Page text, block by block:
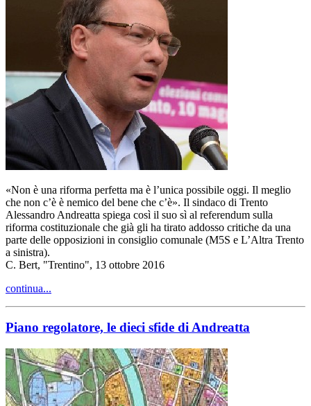
«Non è una riforma perfetta ma è l’unica possibile oggi. Il meglio
che non c’è è nemico del bene che c’è». Il sindaco di Trento
Alessandro Andreatta spiega così il suo sì al referendum sulla
riforma costituzionale che già gli ha tirato addosso critiche da una
parte delle opposizioni in consiglio comunale (M5S e L’Altra Trento
a sinistra).
C. Bert, "Trentino", 13 ottobre 2016
continua...
Piano regolatore, le dieci sfide di Andreatta